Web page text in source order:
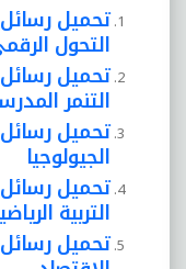
تحميل
التحول
تحميل
التنمر
تحميل
الجيولوجيا
تحميل
التربية
تحميل